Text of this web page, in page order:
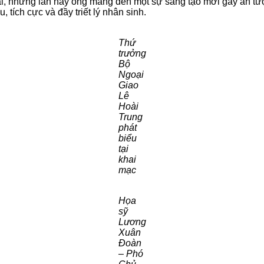
tích cực và đầy triết lý nhân sinh.
Thứ
trưởng
Bộ
Ngoại
Giao
Lê
Hoài
Trung
phát
biểu
tại
khai
mạc
Họa
sỹ
Lương
Xuân
Đoàn
– Phó